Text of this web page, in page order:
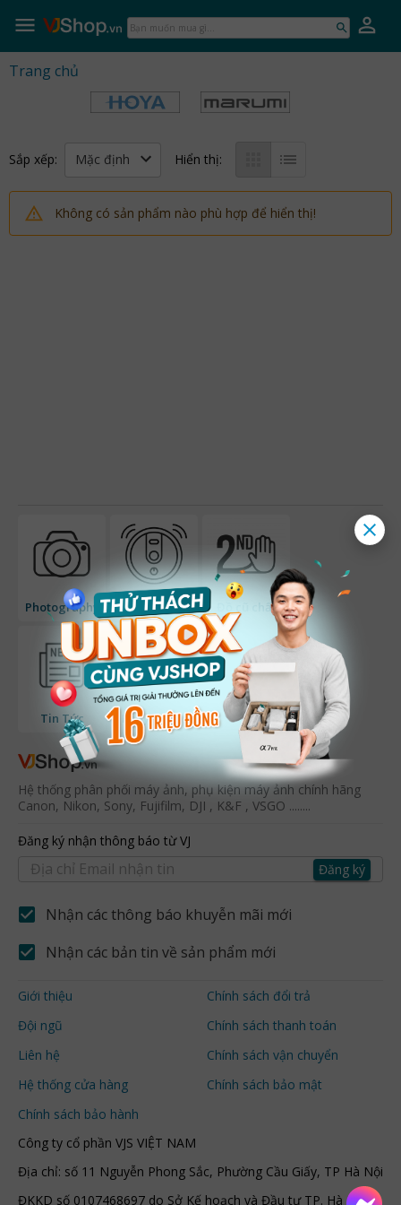
Bạn
muốn
Trang chủ
Sắp xếp: Mặc định Hiển thị:
Không có sản phẩm nào phù hợp để hiển thị!
Photography Hi-tech Đồ cũ chất
Tin Tức Khuyến mãi
Hệ thống phân phối máy ảnh, phụ kiện máy ảnh chính hãng
Canon, Nikon, Sony, Fujifilm, DJI , K&F , VSGO ........
Đăng ký nhận thông báo từ VJ
Đăng ký
Nhận các thông báo khuyễn mãi mới
Nhận các bản tin về sản phẩm mới
Giới thiệu
Đội ngũ
Liên hệ
Hệ thống cửa hàng
Chính sách bảo hành
Chính sách đổi trả
Chính sách thanh toán
Chính sách vận chuyển
Chính sách bảo mật
Công ty cổ phần VJS VIỆT NAM
Địa chỉ: số 11 Nguyễn Phong Sắc, Phường Cầu Giấy, TP Hà Nội
ĐKKD số 0107468697 do Sở Kế hoạch và Đầu tư TP. Hà Nội